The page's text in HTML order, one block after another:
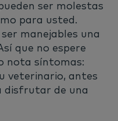
ser molestas
para usted.
manejables una
que no espere
nota síntomas:
veterinario, antes
disfrutar de una